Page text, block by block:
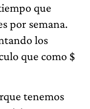
que
por semana.
los
que como $
tenemos